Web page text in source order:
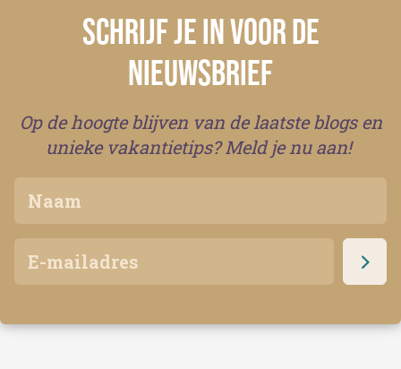
SCHRIJF JE IN VOOR DE
NIEUWSBRIEF
Op de hoogte blijven van de laatste blogs en
unieke vakantietips? Meld je nu aan!